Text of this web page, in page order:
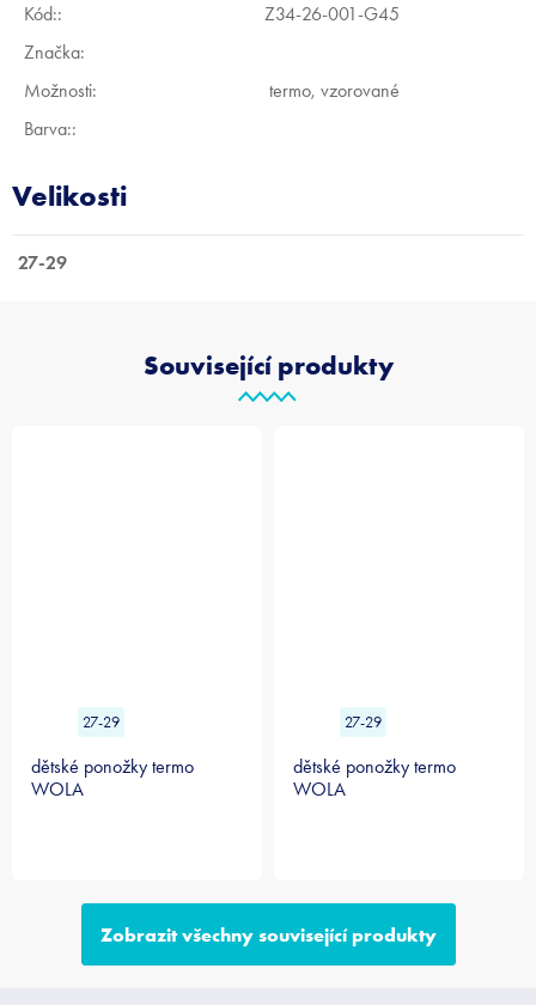
Kód::
Z34-26-001-G45
Značka:
Možnosti:
termo, vzorované
Barva::
27-29
Související produkty
27-29
dětské ponožky termo
WOLA
27-29
dětské ponožky termo
WOLA
Zobrazit všechny související produkty